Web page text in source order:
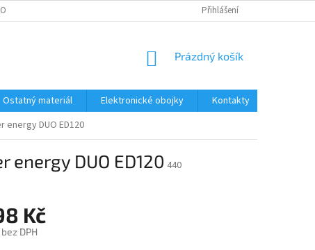
Přihlášení
NÁKUPNÍ
Prázdný košík
Ostatný materiál Elektronické obojky Kontakty
DUO ED120
DUO ED120 440
Kč
DPH